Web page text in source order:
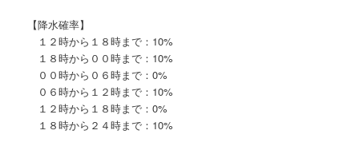
【降水確率】
１２時から１８時まで：10%
１８時から００時まで：10%
００時から０６時まで：0%
０６時から１２時まで：10%
１２時から１８時まで：0%
１８時から２４時まで：10%